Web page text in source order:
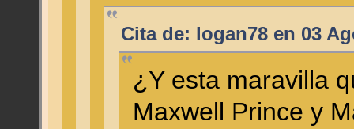
Cita de: logan78 en 03
¿Y esta maravilla
Maxwell Prince y